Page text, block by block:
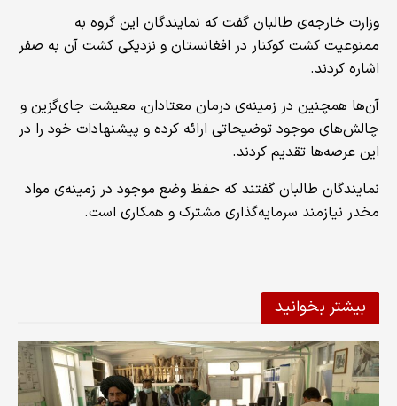
وزارت خارجه‌ی طالبان گفت که نمایندگان این گروه به
ممنوعیت کشت کوکنار در افغانستان و نزدیکی کشت آن به صفر
اشاره کردند.
آن‌ها همچنین در زمینه‌ی درمان معتادان، معیشت جای‌گزین و
چالش‌های موجود توضیحاتی ارائه کرده و پیشنهادات خود را در
این عرصه‌ها تقدیم کردند.
نمایندگان طالبان گفتند که حفظ وضع موجود در زمینه‌ی مواد
مخدر نیازمند سرمایه‌گذاری مشترک و همکاری است.
بیشتر بخوانید